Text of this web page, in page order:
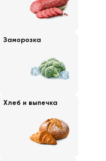
Заморозка
Хлеб и выпечка